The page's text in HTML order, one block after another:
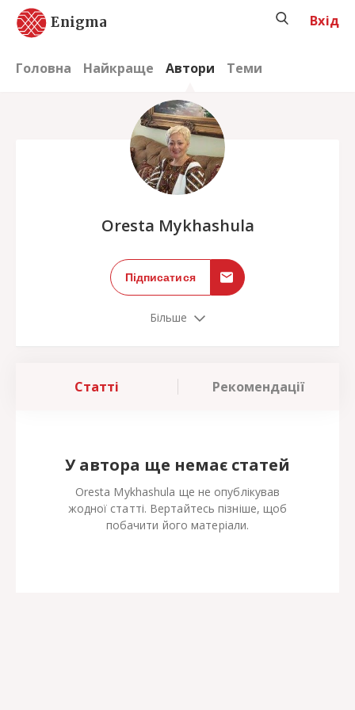
Enigma
Головна Найкраще Автори Теми
Вхід
Oresta Mykhashula
Підписатися
Більше
Статті Рекомендації
У автора ще немає статей
Oresta Mykhashula ще не опублікував
жодної статті. Вертайтесь пізніше, щоб
побачити його матеріали.